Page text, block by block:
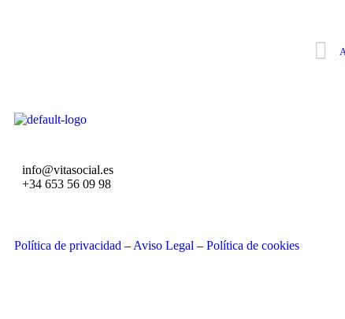
info@vitasocial.es
+34 653 56 09 98
Política de privacidad – Aviso Legal – Política de cookies